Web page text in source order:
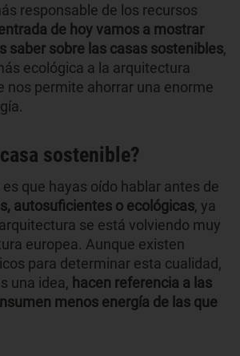
responsable de los recursos
de hoy vamos a mostrar
saber sobre las casas sostenibles,
ecológica a la arquitectura
nos permite ahorrar una enorme
sostenible?
que hayas oído hablar antes de
autosuficientes o ecológicas, ya
se está volviendo muy
europea. Aunque existen
para determinar esta cualidad,
una idea, hacen referencia a las
menos energía de las que